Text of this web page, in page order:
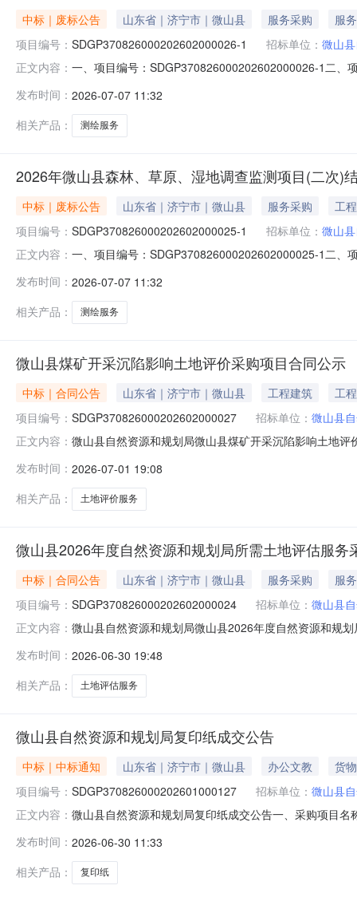
中标｜废标公告 山东省｜济宁市｜微山县 服务采购
服务
项目编号： SDGP370826000202602000026-1 招标单位： 微山
正文内容： 一、项目编号：SDGP370826000202602000026-1二、
费标准及金额：代理服务费收费标准：成交供应商在签
发布时间： 2026-07-07 11:32
相关产品：
测绘服务
2026年微山县森林、草原、湿地调查监测项目(二次)
中标｜废标公告 山东省｜济宁市｜微山县 服务采购
工程
项目编号： SDGP370826000202602000025-1 招标单位： 微山
正文内容： 一、项目编号：SDGP370826000202602000025-1二、
服务收费标准及金额：代理服务费收费标准：中标供应
发布时间： 2026-07-07 11:32
相关产品：
测绘服务
微山县煤矿开采沉陷影响土地评价采购项目合同公示
中标｜合同公告 山东省｜济宁市｜微山县 工程建筑
工程
项目编号： SDGP370826000202602000027 招标单位： 微山县
正文内容： 微山县自然资源和规划局微山县煤矿开采沉陷影响土地
划局地址：微山县东风路联系方式：13021595129供应
发布时间： 2026-07-01 19:08
相关产品：
土地评价服务
微山县2026年度自然资源和规划局所需土地评估服务
中标｜合同公告 山东省｜济宁市｜微山县 服务采购
服务
项目编号： SDGP370826000202602000024 招标单位： 微山县
正文内容： 微山县自然资源和规划局微山县2026年度自然资源和规
服务采购项目五、合同主体采购人：微山县自然资源和
发布时间： 2026-06-30 19:48
相关产品：
土地评估服务
微山县自然资源和规划局复印纸成交公告
中标｜中标通知 山东省｜济宁市｜微山县 办公文教
货物
项目编号： SDGP370826000202601000127 招标单位： 微山县
正文内容： 微山县自然资源和规划局复印纸成交公告一、采购项目
260.00000042874.000000元七、采购小组成员：无八
发布时间： 2026-06-30 11:33
相关产品：
复印纸